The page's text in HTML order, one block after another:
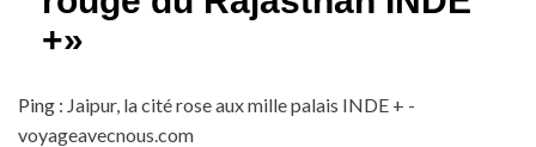
+»
Ping : Jaipur, la cité rose aux mille palais INDE + -
voyageavecnous.com